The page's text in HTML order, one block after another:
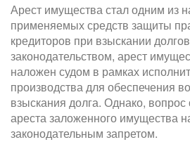
Арест имущества стал одним из
применяемых средств защиты
кредиторов при взыскании
законодательством, арест
наложен судом в рамках
производства для обеспечения
взыскания долга. Однако, вопрос
ареста заложенного имущества
законодательным запретом.